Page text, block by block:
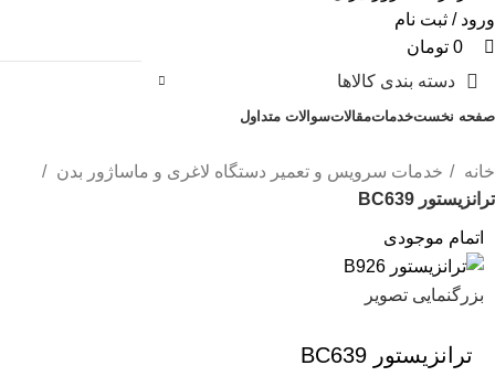
ورود / ثبت نام
0 تومان
دسته بندی کالاها
صفحه نخستخدماتمقالاتسوالات متداول
خانه
خدمات سرویس و تعمیر دستگاه لاغری و ماساژور بدن
ترانزیستور BC639
اتمام موجودی
بزرگنمایی تصویر
ترانزیستور BC639